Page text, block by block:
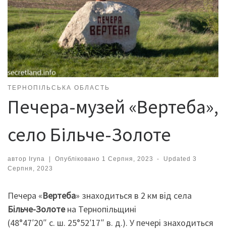
ТЕРНОПІЛЬСЬКА ОБЛАСТЬ
Печера-музей «Вертеба»,
село Більче-Золоте
автор Iryna Опубліковано 1 Серпня, 2023 - Updated3
Серпня, 2023
Печера «Вертеба» знаходиться в 2 км від села
Більче-Золотена Тернопільщині
(48°47′20″ с. ш. 25°52′17″ в. д.). У печері знаходиться